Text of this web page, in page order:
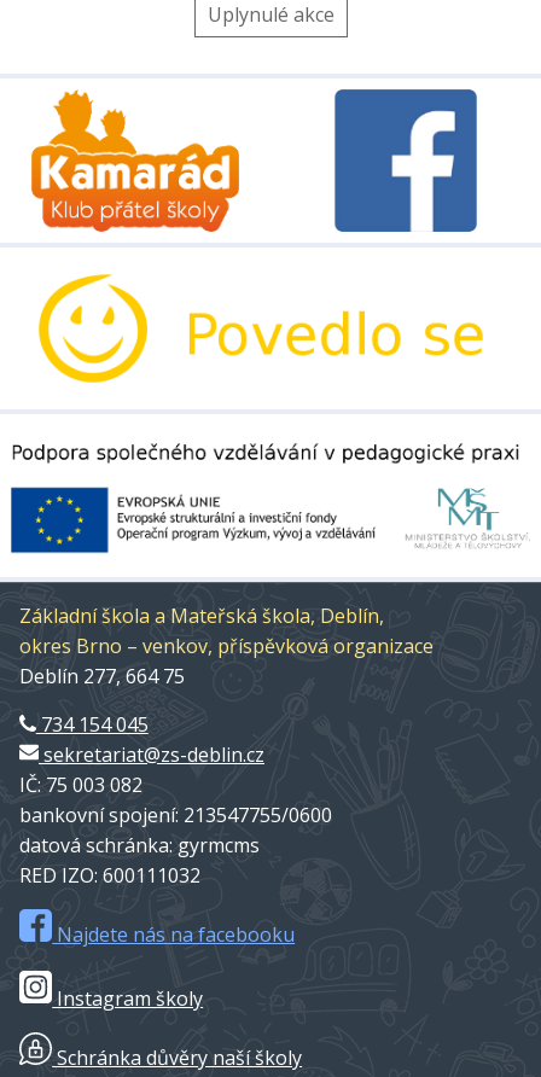
Uplynulé akce
Základní škola a Mateřská škola, Deblín,
okres Brno – venkov, příspěvková organizace
Deblín 277, 664 75
734 154 045
sekretariat@zs-deblin.cz
IČ: 75 003 082
bankovní spojení: 213547755/0600
datová schránka: gyrmcms
RED IZO: 600111032
Najdete nás na facebooku
Instagram školy
Schránka důvěry naší školy